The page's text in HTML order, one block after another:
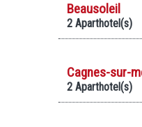
Beausoleil
2 Aparthotel(s)
Cagnes-sur-
2 Aparthotel(s)